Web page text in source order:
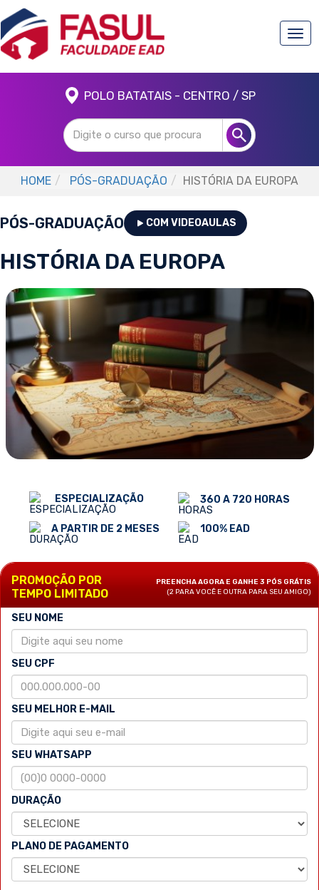
POLO BATATAIS - CENTRO / SP
HOME PÓS-GRADUAÇÃO HISTÓRIA DA EUROPA
PÓS-GRADUAÇÃO COM VIDEOAULAS
HISTÓRIA DA EUROPA
ESPECIALIZAÇÃO
A PARTIR DE 2 MESES
360 A 720 HORAS
100% EAD
PROMOÇÃO POR
TEMPO LIMITADO
PREENCHA AGORA E GANHE 3 PÓS GRÁTIS
(2 PARA VOCÊ E OUTRA PARA SEU AMIGO)
SEU NOME
SEU CPF
SEU MELHOR E-MAIL
SEU WHATSAPP
DURAÇÃO
PLANO DE PAGAMENTO